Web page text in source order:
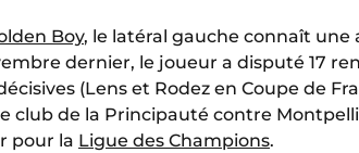
Boy, le latéral gauche connaît une
dernier, le joueur a disputé 17
(Lens et Rodez en Coupe de
club de la Principauté contre
pour la Ligue des Champions.